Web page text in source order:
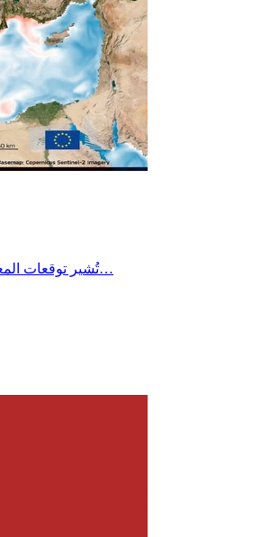
تُشير توقعات المعهد الوطني للرصد الجوي إلى تراجع طفيف جداً في درجات الحرارة يوم الأربعاء 22 جويلية 2026 خاصة بالمناطق الساحلية، مع استمرار الطقس شديد الحرارة بأغلب…